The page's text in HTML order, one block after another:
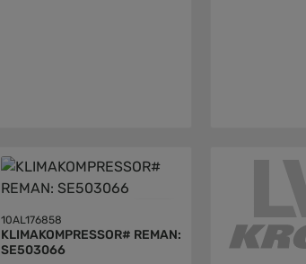
10AL176858
KLIMAKOMPRESSOR# REMAN:
SE503066